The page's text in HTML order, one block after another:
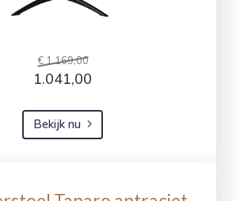
€ 1.169,00
1.041,00
Bekijk nu